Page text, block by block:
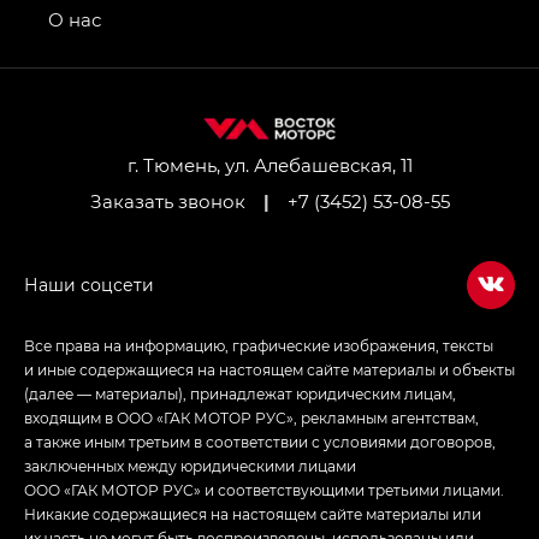
привод — GB AWD, Джи Эль Полный привод —
Джи Икс ПРЕМИУМ — GX PREMIUM, ЛАУНЖ —
LOUNGE
Empow — Эмпау (Empow) в комплектации
г. Тюмень, ул. Алебашевская, 11
Заказать звонок
| +7 (3452) 53-08-55
О нас
Все права на информацию, графические изображения, тексты
и иные содержащиеся на настоящем сайте материалы и объекты
(далее — материалы), принадлежат юридическим лицам,
входящим в ООО «ГАК МОТОР РУС», рекламным агентствам,
а также иным третьим в соответствии с условиями договоров,
заключенных между юридическими лицами
ООО «ГАК МОТОР РУС» и соответствующими третьими лицами.
Никакие содержащиеся на настоящем сайте материалы или